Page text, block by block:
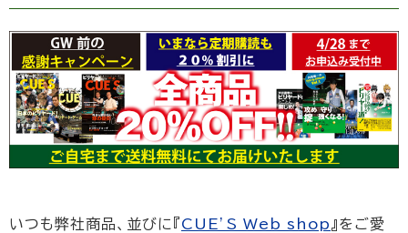
いつも弊社商品、並びに『CUE’S Web shop』をご愛